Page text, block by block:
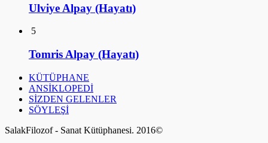
Ulviye Alpay (Hayatı)
5
Tomris Alpay (Hayatı)
KÜTÜPHANE
ANSİKLOPEDİ
SİZDEN GELENLER
SÖYLEŞİ
SalakFilozof - Sanat Kütüphanesi. 2016©